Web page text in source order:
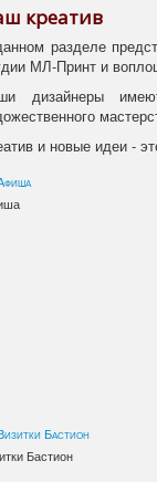
креатив
разделе
МЛ-Принт и
дизайнеры
и новые идеи -
Бастион